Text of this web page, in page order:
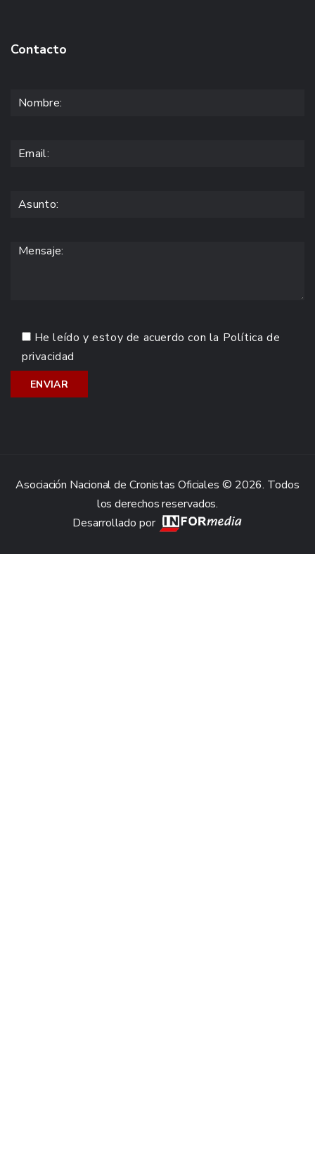
Contacto
He leído y estoy de acuerdo con la Política de
privacidad
Asociación Nacional de Cronistas Oficiales © 2026. Todos
los derechos reservados.
Desarrollado por